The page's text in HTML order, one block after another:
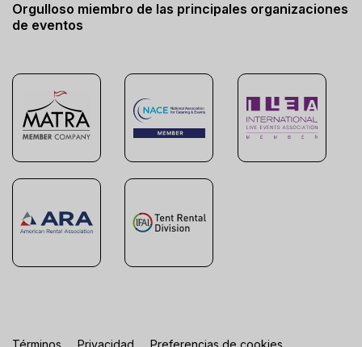
Orgulloso miembro de las principales organizaciones
de eventos
Términos Privacidad Preferencias de cookies